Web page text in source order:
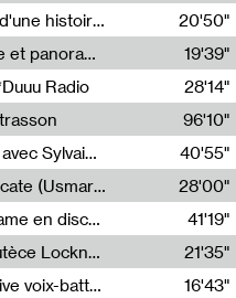
Mémoires en Creux #2 : Archive d'une histoire artistique
20'50"
Mémoires en Creux #1 : Contexte et panorama
19'39"
Radio
28'14"
96'10"
Anatomie du Tomason, entretien avec Sylvain Cardonnel
40'55"
Radia Show #1095 : To Communicate (Usmaradio)
28'00"
Light turbulences #2 : Jérôme Game en discussion avec Thomas Corlin
41'19"
Light turbulences #3 : Le Châ (Lutèce Lockness)
21'35"
Light turbulences #1 : ON TIME (live voix-batterie) avec Jérôme Game & Jean-Michel Espitallier
16'43"